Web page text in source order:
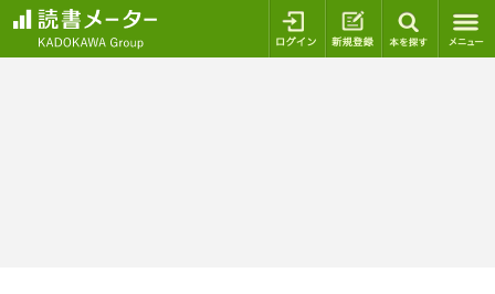
ログイン 新規登録